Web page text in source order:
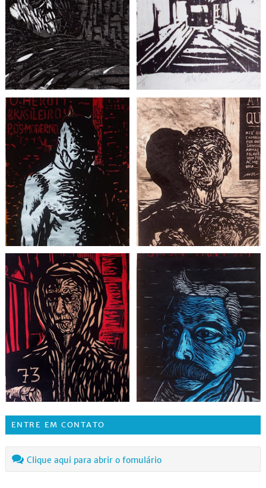
ENTRE EM CONTATO
Clique aqui para abrir o fomulário